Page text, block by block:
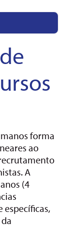
formato
forma
ao
A
(4
específicas,